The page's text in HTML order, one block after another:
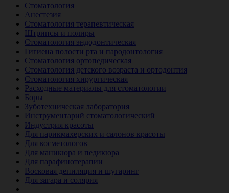
Стоматология
Анестезия
Стоматология терапевтическая
Штрипсы и полиры
Стоматология эндодонтическая
Гигиена полости рта и пародонтология
Стоматология ортопедическая
Стоматология детского возраста и ортодонтия
Стоматология хирургическая
Расходные материалы для стоматологии
Боры
Зуботехническая лаборатория
Инструментарий стоматологический
Индустрия красоты
Для парикмахерских и салонов красоты
Для косметологов
Для маникюра и педикюра
Для парафинотерапии
Восковая депиляция и шугаринг
Для загара и солярия